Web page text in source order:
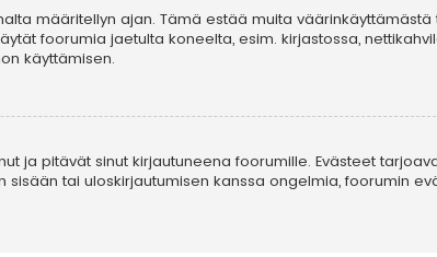
määritellyn ajan. Tämä estää muita väärinkäyttämästä
foorumia jaetulta koneelta, esim. kirjastossa,
käyttämisen.
ja pitävät sinut kirjautuneena foorumille. Evästeet
tai uloskirjautumisen kanssa ongelmia, foorumin